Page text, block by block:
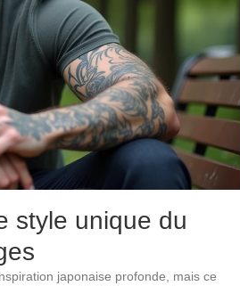
style unique du
japonaise profonde, mais ce